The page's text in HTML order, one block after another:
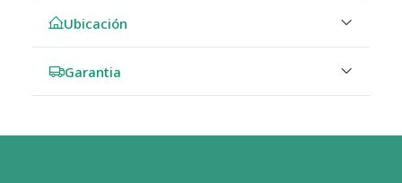
Ubicación
Garantia